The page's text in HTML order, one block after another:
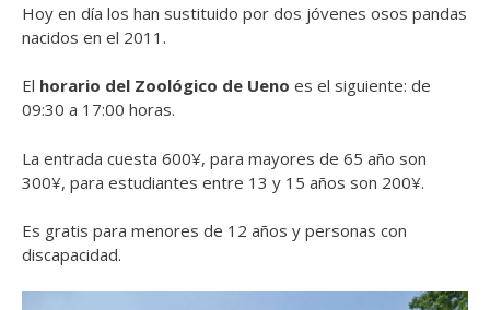
Hoy en día los han sustituido por dos jóvenes osos pandas
nacidos en el 2011.
El horario del Zoológico de Ueno es el siguiente: de
09:30 a 17:00 horas.
La entrada cuesta 600¥, para mayores de 65 año son
300¥, para estudiantes entre 13 y 15 años son 200¥.
Es gratis para menores de 12 años y personas con
discapacidad.